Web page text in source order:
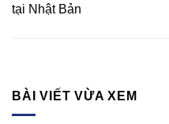
tại Nhật Bản
BÀI VIẾT VỪA XEM